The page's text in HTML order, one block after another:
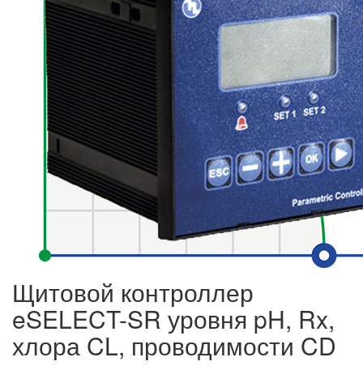
Щитовой контроллер
eSELECT-SR уровня pH, Rx,
хлора CL, проводимости CD